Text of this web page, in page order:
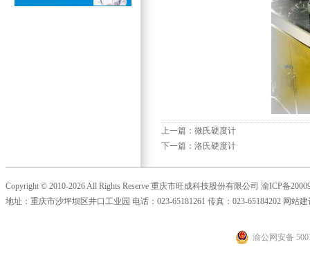
上一篇： 微氏硬度计
下一篇： 洛氏硬度计
Copyright © 2010-2026 All Rights Reserve 重庆市旺成科技股份有限公司 渝ICP备
地址：重庆市沙坪坝区井口工业园 电话：023-65181261 传真：023-65184202 网站
渝公网安备